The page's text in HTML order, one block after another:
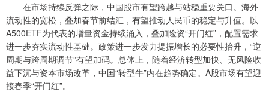
在市场持续反弹之际，中国股市有望跨越与站稳重要关口。海外
流动性的宽松，叠加春节前结汇，有望推动人民币的稳定与升值。以
A500ETF为代表的增量资金持续涌入，叠加险资“开门红”，配置需求
进一步夯实流动性基础。政策进一步发力提振增长的必要性抬升，“逆
周期与跨周期调节”有望加码。总体上，随着经济转型加快、无风险收
益下沉与资本市场改革，中国“转型牛”内在趋势确定。A股市场有望迎
接春季“开门红”。